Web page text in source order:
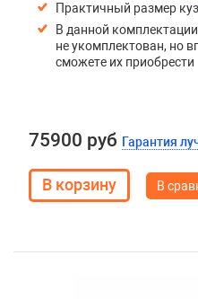
Практичный размер
В данной
не укомплектован, но
сможете их приобрести
75900 руб Гарантия
В